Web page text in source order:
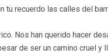
tu recuerdo las calles del
Nos han querido hacer
de ser un camino cruel y